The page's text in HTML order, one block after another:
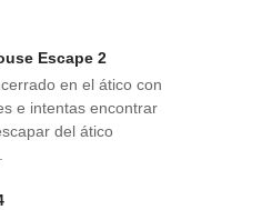
Escape 2
en el ático con
e intentas encontrar
del ático